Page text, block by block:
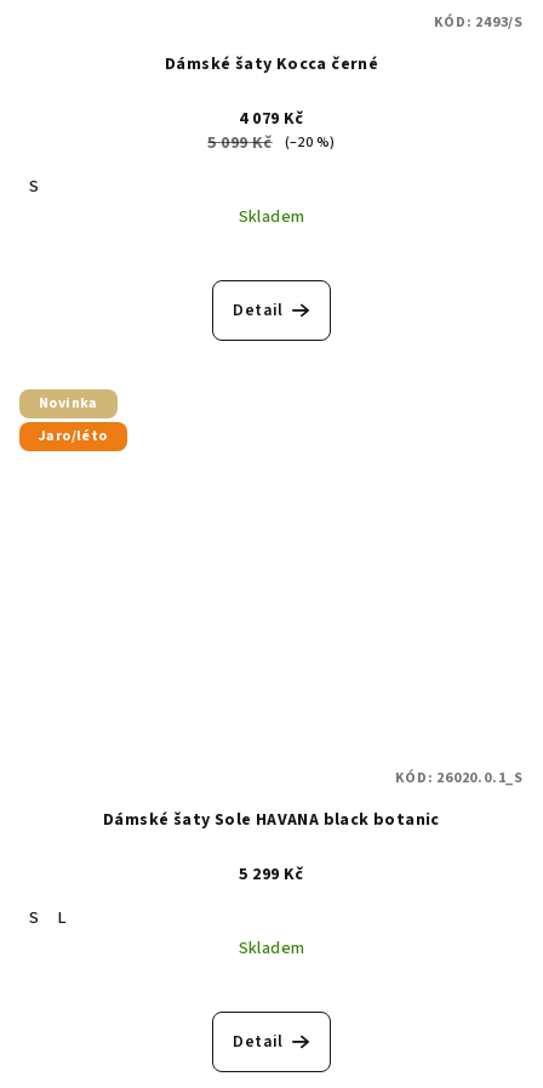
Dámské šaty Kocca černé
4 079 Kč
5 099 Kč
(–20 %)
S
Skladem
Detail
KÓD: 2493/S
Novinka
Jaro/léto
Dámské šaty Sole HAVANA black botanic
5 299 Kč
S
L
Skladem
Detail
KÓD: 26020.0.1_S